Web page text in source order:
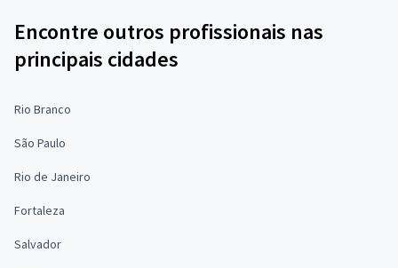
Encontre outros profissionais nas
principais cidades
Rio Branco
São Paulo
Rio de Janeiro
Fortaleza
Salvador